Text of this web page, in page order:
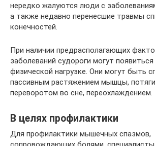
нередко жалуются люди с
а также недавно перенесшие травмы
конечностей.
При наличии предрасполагающих
заболеваний судороги могут
физической нагрузке. Они могут быть
пассивным растяжением мышцы,
переворотом во сне, переохлаждением.
В целях профилактики
Для профилактики мышечных спазмов,